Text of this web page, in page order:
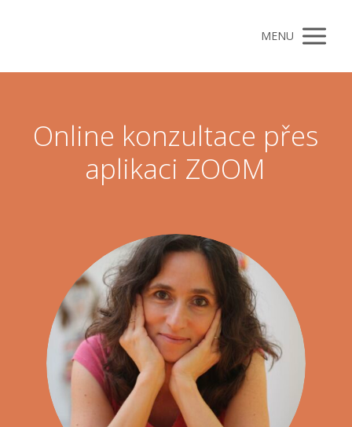
MENU
Online konzultace přes
aplikaci ZOOM